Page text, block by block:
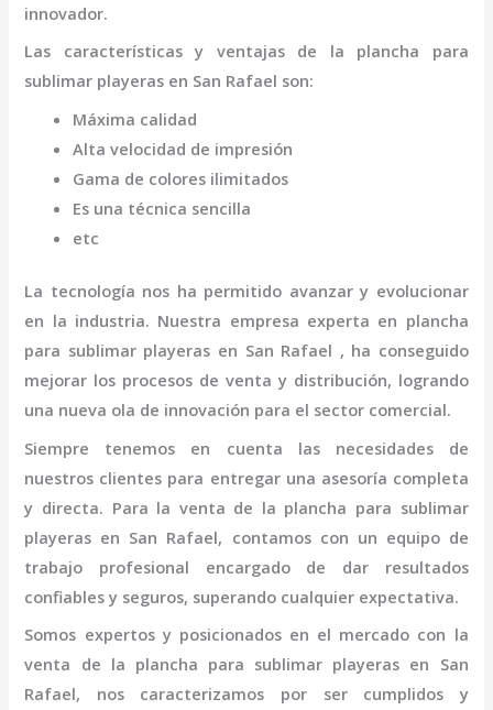
innovador.
Las características y ventajas de la plancha para
sublimar playeras en San Rafael son:
Máxima calidad
Alta velocidad de impresión
Gama de colores ilimitados
Es una técnica sencilla
etc
La tecnología nos ha permitido avanzar y evolucionar
en la industria. Nuestra empresa experta en plancha
para sublimar playeras en San Rafael , ha conseguido
mejorar los procesos de venta y distribución, logrando
una nueva ola de innovación para el sector comercial.
Siempre tenemos en cuenta las necesidades de
nuestros clientes para entregar una asesoría completa
y directa. Para la venta de la plancha para sublimar
playeras en San Rafael, contamos con un equipo de
trabajo profesional encargado de dar resultados
confiables y seguros, superando cualquier expectativa.
Somos expertos y posicionados en el mercado con la
venta de la plancha para sublimar playeras en San
Rafael, nos caracterizamos por ser cumplidos y